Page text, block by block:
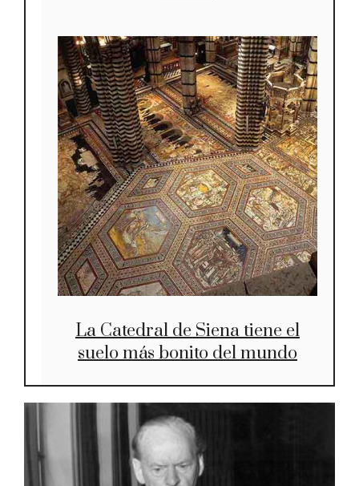
La Catedral de Siena tiene el
suelo más bonito del mundo